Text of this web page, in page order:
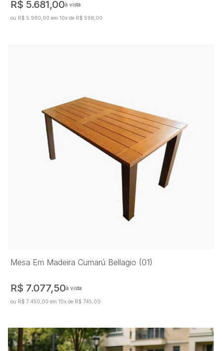
R$ 5.681,00à vista
ou R$ 5.980,00 em 10x de R$ 598,00
Mesa Em Madeira Cumarú Bellagio (01)
R$ 7.077,50à vista
ou R$ 7.450,00 em 10x de R$ 745,00